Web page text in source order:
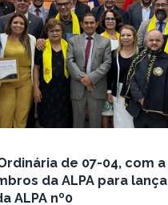
de 07-04, com
da ALPA para
ALPA nº0